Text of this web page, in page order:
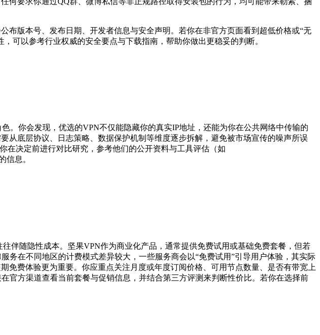
布版本号、发布日期、开发者信息与安全声明。若你在非官方页面看到超低价格或“无
可以参考行业权威的安全要点与下载指南，帮助你做出更稳妥的判断。
。你会发现，优选的VPN不仅能隐藏你的真实IP地址，还能为你在公共网络中传输的
从底层协议、日志策略、数据保护机制等维度逐步拆解，避免被市场宣传的噪声所误
在决定前进行对比研究，参考他们的公开资料与工具评估（如
信息。
伴随隐性成本。坚果VPN作为商业化产品，通常提供免费试用或基础免费套餐，但若
在不同地区的计费模式差异较大，一些服务商会以“免费试用”引导用户体验，其实际
费体验更为重要。你应重点关注月度或年度订阅价格、可用节点数量、是否有带宽上
官方渠道查看当前套餐与促销信息，并结合第三方评测来判断性价比。若你在选择前